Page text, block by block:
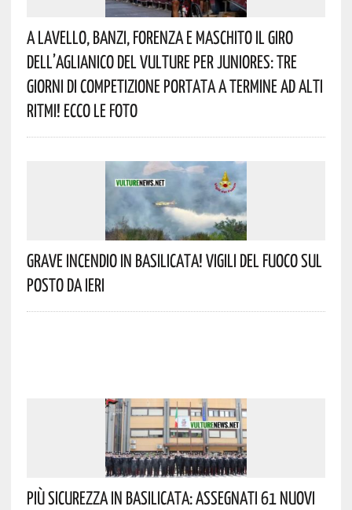
A Lavello, Banzi, Forenza E Maschito Il Giro
Dell’Aglianico Del Vulture Per Juniores: Tre
Giorni Di Competizione Portata A Termine Ad Alti
Ritmi! Ecco Le Foto
Grave Incendio In Basilicata! Vigili Del Fuoco Sul
Posto Da Ieri
Più Sicurezza In Basilicata: Assegnati 61 Nuovi